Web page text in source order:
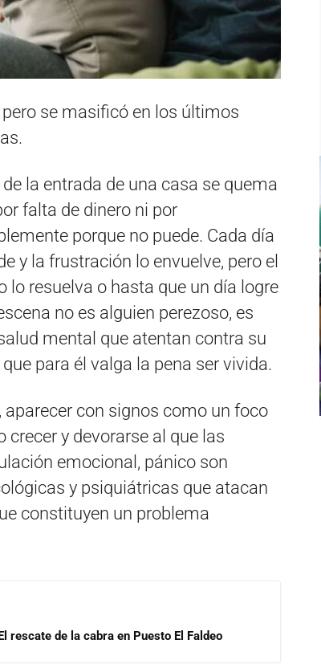
se masificó en los últimos
de la entrada de una casa se quema
falta de dinero ni por
porque no puede. Cada día
y la frustración lo envuelve, pero el
resuelva o hasta que un día logre
no es alguien perezoso, es
mental que atentan contra su
para él valga la pena ser vivida.
con signos como un foco
crecer y devorarse al que las
emocional, pánico son
y psiquiátricas que atacan
constituyen un problema
rescate de la cabra en Puesto El Faldeo